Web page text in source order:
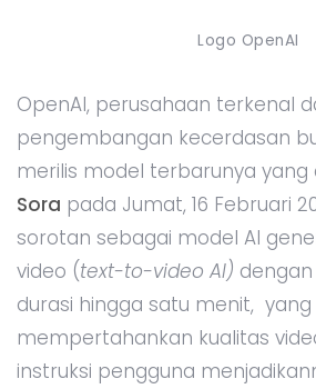
Logo OpenAI
OpenAI, perusahaan terkenal
pengembangan kecerdasan
merilis model terbarunya yang
Sora pada Jumat, 16 Februari
sorotan sebagai model AI
video (text-to-video AI)
durasi hingga satu menit,
mempertahankan kualitas
instruksi pengguna